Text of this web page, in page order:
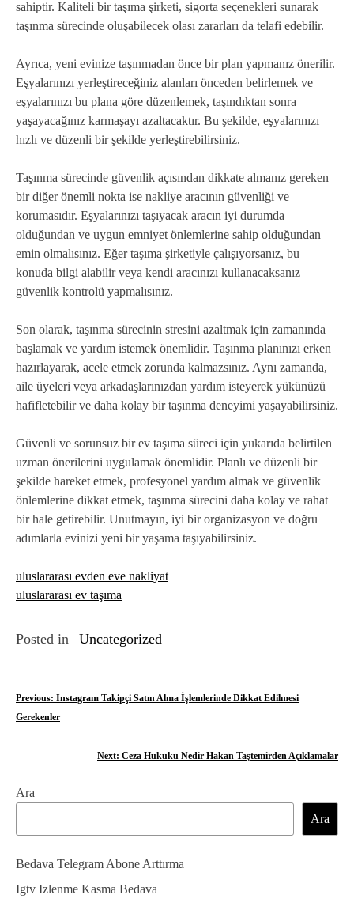
sahiptir. Kaliteli bir taşıma şirketi, sigorta seçenekleri sunarak
taşınma sürecinde oluşabilecek olası zararları da telafi edebilir.
Ayrıca, yeni evinize taşınmadan önce bir plan yapmanız önerilir.
Eşyalarınızı yerleştireceğiniz alanları önceden belirlemek ve
eşyalarınızı bu plana göre düzenlemek, taşındıktan sonra
yaşayacağınız karmaşayı azaltacaktır. Bu şekilde, eşyalarınızı
hızlı ve düzenli bir şekilde yerleştirebilirsiniz.
Taşınma sürecinde güvenlik açısından dikkate almanız gereken
bir diğer önemli nokta ise nakliye aracının güvenliği ve
korumasıdır. Eşyalarınızı taşıyacak aracın iyi durumda
olduğundan ve uygun emniyet önlemlerine sahip olduğundan
emin olmalısınız. Eğer taşıma şirketiyle çalışıyorsanız, bu
konuda bilgi alabilir veya kendi aracınızı kullanacaksanız
güvenlik kontrolü yapmalısınız.
Son olarak, taşınma sürecinin stresini azaltmak için zamanında
başlamak ve yardım istemek önemlidir. Taşınma planınızı erken
hazırlayarak, acele etmek zorunda kalmazsınız. Aynı zamanda,
aile üyeleri veya arkadaşlarınızdan yardım isteyerek yükünüzü
hafifletebilir ve daha kolay bir taşınma deneyimi yaşayabilirsiniz.
Güvenli ve sorunsuz bir ev taşıma süreci için yukarıda belirtilen
uzman önerilerini uygulamak önemlidir. Planlı ve düzenli bir
şekilde hareket etmek, profesyonel yardım almak ve güvenlik
önlemlerine dikkat etmek, taşınma sürecini daha kolay ve rahat
bir hale getirebilir. Unutmayın, iyi bir organizasyon ve doğru
adımlarla evinizi yeni bir yaşama taşıyabilirsiniz.
uluslararası evden eve nakliyat
uluslararası ev taşıma
Posted in Uncategorized
Y
ı
z
i
Previous: Instagram Takipçi Satın Alma İşlemlerinde Dikkat Edilmesi
Gerekenler
Next: Ceza Hukuku Nedir Hakan Taştemirden Açıklamalar
Ara
Ara
Bedava Telegram Abone Arttırma
Igtv Izlenme Kasma Bedava